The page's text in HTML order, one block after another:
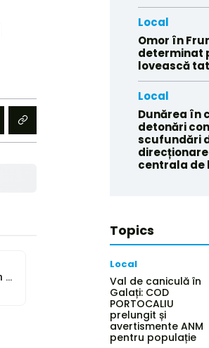
Programul evenimentelor de Bobotează, din Galați și Brăila
Local
Omor în
determinat
lovească
Local
Dunărea în
detonări
scufundări
centrala de
Topics
Local
Val de caniculă în
Galați: COD
PORTOCALIU
prelungit și
avertismente ANM
pentru populație